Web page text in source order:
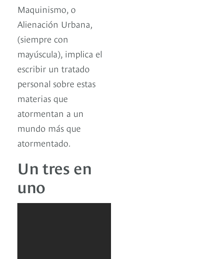
Maquinismo, o
Alienación Urbana,
(siempre con
mayúscula), implica el
escribir un tratado
personal sobre estas
materias que
atormentan a un
mundo más que
atormentado.
Un tres en
uno